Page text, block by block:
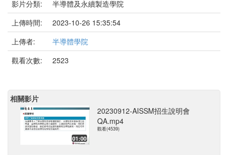
影片分類:
半導體及永續製造學院
上傳時間:
2023-10-26 15:35:54
上傳者:
半導體學院
觀看次數:
2523
相關影片
01:00
20230912-AISSM招生說明會
QA.mp4
觀看(4539)